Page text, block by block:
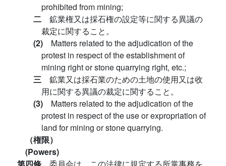
prohibited from mining;
二 鉱業権又は採石権の設定等に関する異議の
裁定に関すること。
(2) Matters related to the adjudication of the
protest in respect of the establishment of
mining right or stone quarrying right, etc.;
三 鉱業又は採石業のための土地の使用又は收
用に関する異議の裁定に関すること。
(3) Matters related to the adjudication of the
protest in respect of the use or expropriation of
land for mining or stone quarrying.
（権限）
(Powers)